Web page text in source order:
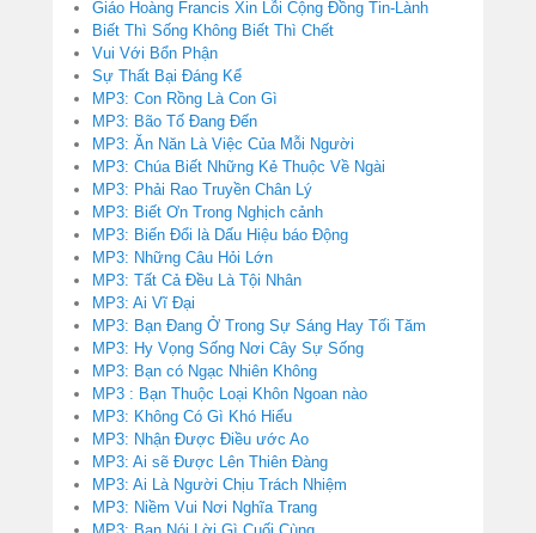
Giáo Hoàng Francis Xin Lỗi Cộng Đồng Tin-Lành
Biết Thì Sống Không Biết Thì Chết
Vui Với Bổn Phận
Sự Thất Bại Đáng Kể
MP3: Con Rồng Là Con Gì
MP3: Bão Tố Đang Đến
MP3: Ăn Năn Là Việc Của Mỗi Người
MP3: Chúa Biết Những Kẻ Thuộc Về Ngài
MP3: Phải Rao Truyền Chân Lý
MP3: Biết Ơn Trong Nghịch cảnh
MP3: Biến Đổi là Dấu Hiệu báo Động
MP3: Những Câu Hỏi Lớn
MP3: Tất Cả Đều Là Tội Nhân
MP3: Ai Vĩ Đại
MP3: Bạn Đang Ở Trong Sự Sáng Hay Tối Tăm
MP3: Hy Vọng Sống Nơi Cây Sự Sống
MP3: Bạn có Ngạc Nhiên Không
MP3 : Bạn Thuộc Loại Khôn Ngoan nào
MP3: Không Có Gì Khó Hiểu
MP3: Nhận Được Điều ước Ao
MP3: Ai sẽ Được Lên Thiên Đàng
MP3: Ai Là Người Chịu Trách Nhiệm
MP3: Niềm Vui Nơi Nghĩa Trang